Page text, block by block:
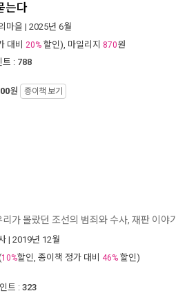
는다
마을 | 2025년 6월
대비 20% 할인), 마일리지 870원
트 : 788
원 종이책 보기
리가 몰랐던 조선의 범죄와 수사, 재판 이야기
| 2019년 12월
10%할인, 종이책 정가 대비 46% 할인)
트 : 323